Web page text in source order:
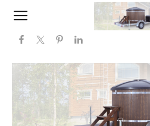
Vuokraapalju.com